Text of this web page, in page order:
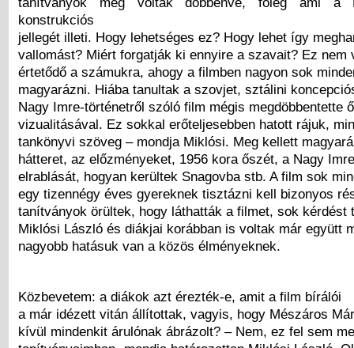
konstrukciós
jellegét illeti. Hogy lehetséges ez? Hogy lehet így
vallomást? Miért forgatják ki ennyire a szavait? Ez nem
értetődő a számukra, ahogy a filmben nagyon sok
magyarázni. Hiába tanultak a szovjet, sztálini
Nagy Imre-történetről szóló film mégis megdöbbentette
vizualitásával. Ez sokkal erőteljesebben hatott rájuk,
tankönyvi szöveg – mondja Miklósi. Meg kellett
hátteret, az előzményeket, 1956 kora őszét, a Nagy
elrablását, hogyan kerültek Snagovba stb. A film sok
egy tizennégy éves gyereknek tisztázni kell bizonyos
tanítványok örültek, hogy láthatták a filmet, sok kérdést
Miklósi László és diákjai korábban is voltak már együtt
nagyobb hatásuk van a közös élményeknek.
Közbevetem: a diákok azt érezték-e, amit a film bírálói
a már idézett vitán állítottak, vagyis, hogy Mészáros
kívül mindenkit árulónak ábrázolt? – Nem, ez fel sem